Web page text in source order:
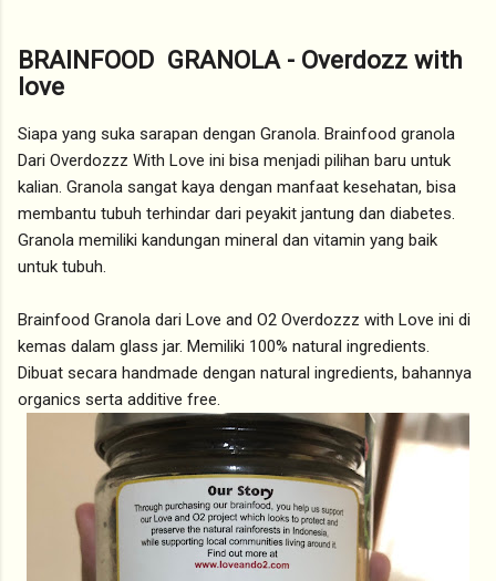
BRAINFOOD GRANOLA - Overdozz with
love
Siapa yang suka sarapan dengan Granola. Brainfood granola
Dari Overdozzz With Love ini bisa menjadi pilihan baru untuk
kalian. Granola sangat kaya dengan manfaat kesehatan, bisa
membantu tubuh terhindar dari peyakit jantung dan diabetes.
Granola memiliki kandungan mineral dan vitamin yang baik
untuk tubuh.
Brainfood Granola dari Love and O2 Overdozzz with Love ini di
kemas dalam glass jar. Memiliki 100% natural ingredients.
Dibuat secara handmade dengan natural ingredients, bahannya
organics serta additive free.